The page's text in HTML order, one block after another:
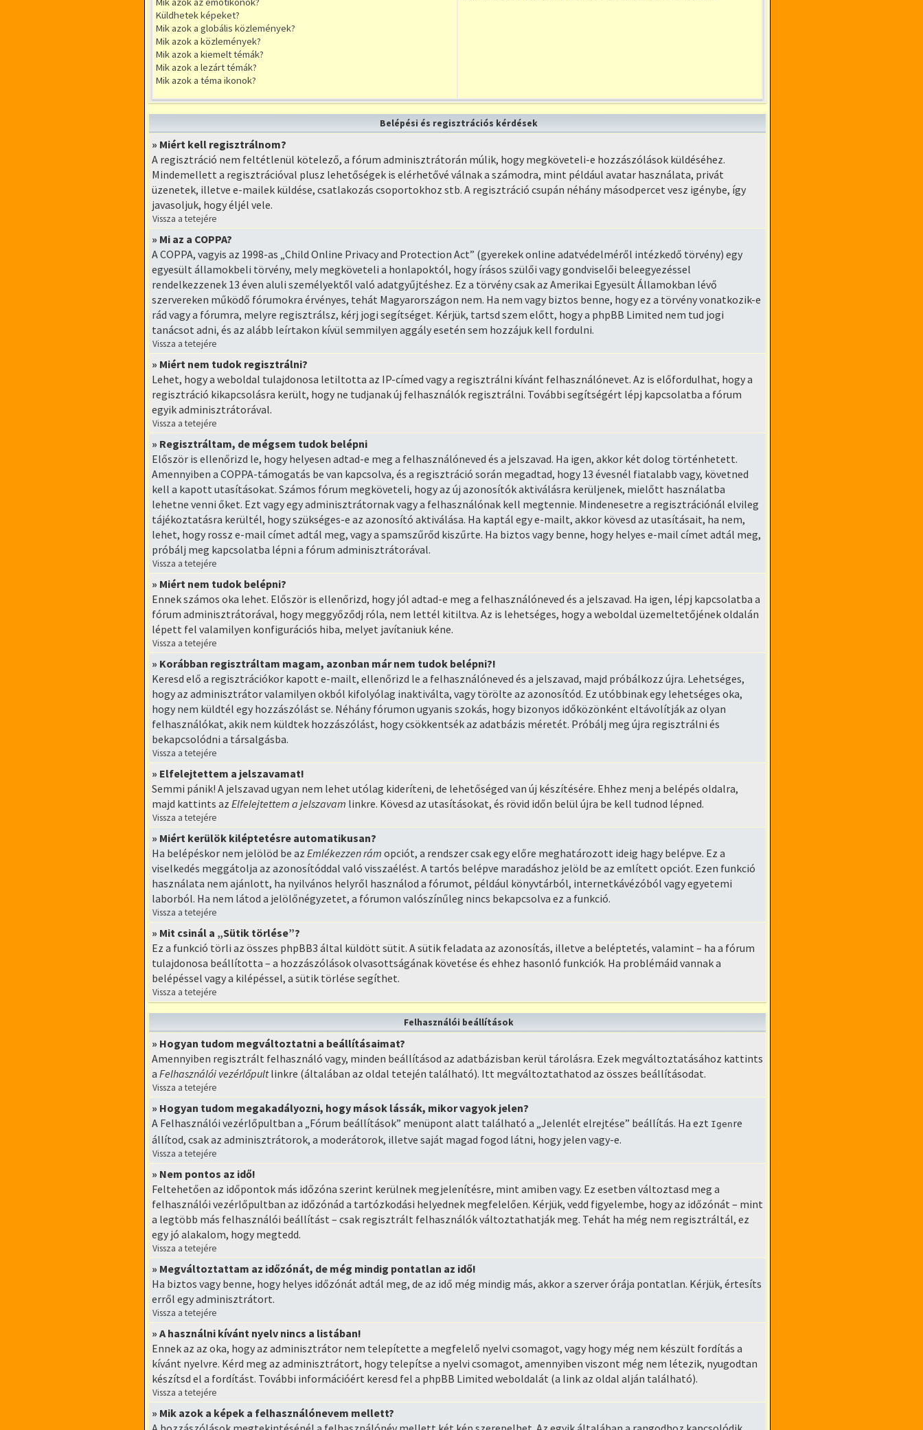
Küldhetek képeket?
Mik azok a globális közlemények?
Mik azok a közlemények?
Mik azok a kiemelt témák?
Mik azok a lezárt témák?
Mik azok a téma ikonok?
Belépési és regisztrációs kérdések
» Miért kell regisztrálnom?
A regisztráció nem feltétlenül kötelező, a fórum adminisztrátorán múlik, hogy megköveteli-e hozzászólások küldéséhez.
Mindemellett a regisztrációval plusz lehetőségek is elérhetővé válnak a számodra, mint például avatar használata, privát
üzenetek, illetve e-mailek küldése, csatlakozás csoportokhoz stb. A regisztráció csupán néhány másodpercet vesz igénybe, így
javasoljuk, hogy éljél vele.
Vissza a tetejére
» Mi az a COPPA?
A COPPA, vagyis az 1998-as „Child Online Privacy and Protection Act” (gyerekek online adatvédelméről intézkedő törvény) egy
egyesült államokbeli törvény, mely megköveteli a honlapoktól, hogy írásos szülői vagy gondviselői beleegyezéssel
rendelkezzenek 13 éven aluli személyektől való adatgyűjtéshez. Ez a törvény csak az Amerikai Egyesült Államokban lévő
szervereken működő fórumokra érvényes, tehát Magyarországon nem. Ha nem vagy biztos benne, hogy ez a törvény vonatkozik-e
rád vagy a fórumra, melyre regisztrálsz, kérj jogi segítséget. Kérjük, tartsd szem előtt, hogy a phpBB Limited nem tud jogi
tanácsot adni, és az alább leírtakon kívül semmilyen aggály esetén sem hozzájuk kell fordulni.
Vissza a tetejére
» Miért nem tudok regisztrálni?
Lehet, hogy a weboldal tulajdonosa letiltotta az IP-címed vagy a regisztrálni kívánt felhasználónevet. Az is előfordulhat, hogy a
regisztráció kikapcsolásra került, hogy ne tudjanak új felhasználók regisztrálni. További segítségért lépj kapcsolatba a fórum
egyik adminisztrátorával.
Vissza a tetejére
» Regisztráltam, de mégsem tudok belépni
Először is ellenőrizd le, hogy helyesen adtad-e meg a felhasználóneved és a jelszavad. Ha igen, akkor két dolog történhetett.
Amennyiben a COPPA-támogatás be van kapcsolva, és a regisztráció során megadtad, hogy 13 évesnél fiatalabb vagy, követned
kell a kapott utasításokat. Számos fórum megköveteli, hogy az új azonosítók aktiválásra kerüljenek, mielőtt használatba
lehetne venni őket. Ezt vagy egy adminisztrátornak vagy a felhasználónak kell megtennie. Mindenesetre a regisztrációnál elvileg
tájékoztatásra kerültél, hogy szükséges-e az azonosító aktiválása. Ha kaptál egy e-mailt, akkor kövesd az utasításait, ha nem,
lehet, hogy rossz e-mail címet adtál meg, vagy a spamszűrőd kiszűrte. Ha biztos vagy benne, hogy helyes e-mail címet adtál meg,
próbálj meg kapcsolatba lépni a fórum adminisztrátorával.
Vissza a tetejére
» Miért nem tudok belépni?
Ennek számos oka lehet. Először is ellenőrizd, hogy jól adtad-e meg a felhasználóneved és a jelszavad. Ha igen, lépj kapcsolatba a
fórum adminisztrátorával, hogy meggyőződj róla, nem lettél kitiltva. Az is lehetséges, hogy a weboldal üzemeltetőjének oldalán
lépett fel valamilyen konfigurációs hiba, melyet javítaniuk kéne.
Vissza a tetejére
» Korábban regisztráltam magam, azonban már nem tudok belépni?!
Keresd elő a regisztrációkor kapott e-mailt, ellenőrizd le a felhasználóneved és a jelszavad, majd próbálkozz újra. Lehetséges,
hogy az adminisztrátor valamilyen okból kifolyólag inaktiválta, vagy törölte az azonosítód. Ez utóbbinak egy lehetséges oka,
hogy nem küldtél egy hozzászólást se. Néhány fórumon ugyanis szokás, hogy bizonyos időközönként eltávolítják az olyan
felhasználókat, akik nem küldtek hozzászólást, hogy csökkentsék az adatbázis méretét. Próbálj meg újra regisztrálni és
bekapcsolódni a társalgásba.
Vissza a tetejére
» Elfelejtettem a jelszavamat!
Semmi pánik! A jelszavad ugyan nem lehet utólag kideríteni, de lehetőséged van új készítésére. Ehhez menj a belépés oldalra,
majd kattints az Elfelejtettem a jelszavam linkre. Kövesd az utasításokat, és rövid időn belül újra be kell tudnod lépned.
Vissza a tetejére
» Miért kerülök kiléptetésre automatikusan?
Ha belépéskor nem jelölöd be az Emlékezzen rám opciót, a rendszer csak egy előre meghatározott ideig hagy belépve. Ez a
viselkedés meggátolja az azonosítóddal való visszaélést. A tartós belépve maradáshoz jelöld be az említett opciót. Ezen funkció
használata nem ajánlott, ha nyilvános helyről használod a fórumot, például könyvtárból, internetkávézóból vagy egyetemi
laborból. Ha nem látod a jelölőnégyzetet, a fórumon valószínűleg nincs bekapcsolva ez a funkció.
Vissza a tetejére
» Mit csinál a „Sütik törlése”?
Ez a funkció törli az összes phpBB3 által küldött sütit. A sütik feladata az azonosítás, illetve a beléptetés, valamint – ha a fórum
tulajdonosa beállította – a hozzászólások olvasottságának követése és ehhez hasonló funkciók. Ha problémáid vannak a
belépéssel vagy a kilépéssel, a sütik törlése segíthet.
Vissza a tetejére
Felhasználói beállítások
» Hogyan tudom megváltoztatni a beállításaimat?
Amennyiben regisztrált felhasználó vagy, minden beállításod az adatbázisban kerül tárolásra. Ezek megváltoztatásához kattints
a Felhasználói vezérlőpultlinkre (általában az oldal tetején található). Itt megváltoztathatod az összes beállításodat.
Vissza a tetejére
» Hogyan tudom megakadályozni, hogy mások lássák, mikor vagyok jelen?
A Felhasználói vezérlőpultban a „Fórum beállítások” menüpont alatt található a „Jelenlét elrejtése” beállítás. Ha ezt Igenre
állítod, csak az adminisztrátorok, a moderátorok, illetve saját magad fogod látni, hogy jelen vagy-e.
Vissza a tetejére
» Nem pontos az idő!
Feltehetően az időpontok más időzóna szerint kerülnek megjelenítésre, mint amiben vagy. Ez esetben változtasd meg a
felhasználói vezérlőpultban az időzónád a tartózkodási helyednek megfelelően. Kérjük, vedd figyelembe, hogy az időzónát – mint
a legtöbb más felhasználói beállítást – csak regisztrált felhasználók változtathatják meg. Tehát ha még nem regisztráltál, ez
egy jó alakalom, hogy megtedd.
Vissza a tetejére
» Megváltoztattam az időzónát, de még mindig pontatlan az idő!
Ha biztos vagy benne, hogy helyes időzónát adtál meg, de az idő még mindig más, akkor a szerver órája pontatlan. Kérjük, értesíts
erről egy adminisztrátort.
Vissza a tetejére
» A használni kívánt nyelv nincs a listában!
Ennek az az oka, hogy az adminisztrátor nem telepítette a megfelelő nyelvi csomagot, vagy hogy még nem készült fordítás a
kívánt nyelvre. Kérd meg az adminisztrátort, hogy telepítse a nyelvi csomagot, amennyiben viszont még nem létezik, nyugodtan
készítsd el a fordítást. További információért keresd fel a phpBB Limited weboldalát (a link az oldal alján található).
Vissza a tetejére
» Mik azok a képek a felhasználónevem mellett?